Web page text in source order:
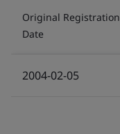
Original Registration
Date
2004-02-05